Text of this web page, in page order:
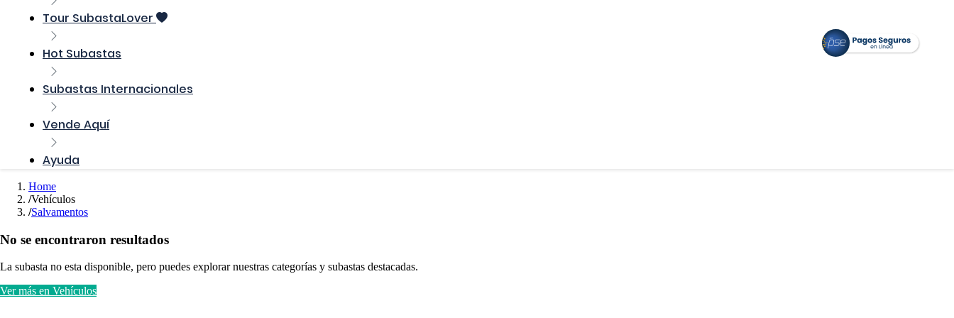
Tour SubastaLover
Hot Subastas
Subastas Internacionales
Vende Aquí
Ayuda
Home
Vehículos
Salvamentos
No se encontraron resultados
La subasta no esta disponible, pero puedes explorar nuestras categorías y subastas destacadas.
Ver más en Vehículos